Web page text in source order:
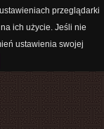
przeglądarki
ich użycie. Jeśli nie
ustawienia swojej